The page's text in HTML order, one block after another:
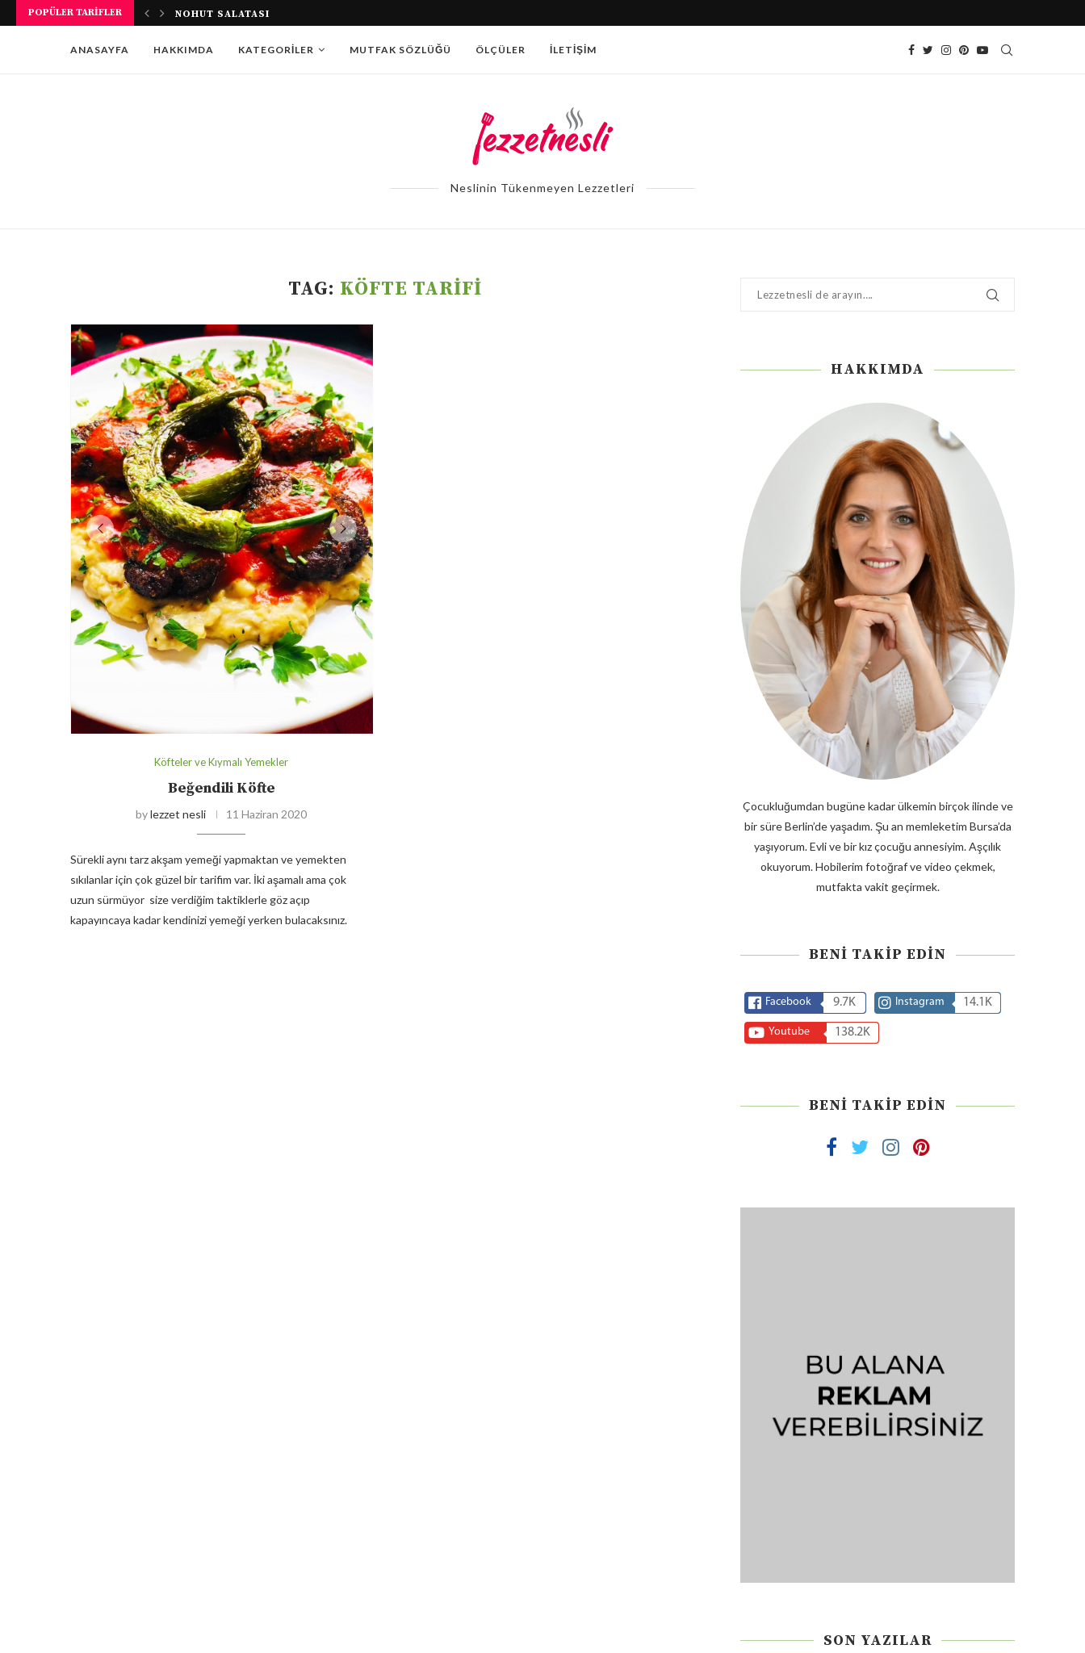
POPÜLER TARIFLER NOHUT SALATASI
ANASAYFA HAKKIMDA KATEGORILER MUTFAK SÖZLÜĞÜ ÖLÇÜLER İLETIŞIM
Neslinin Tükenmeyen Lezzetleri
TAG: KÖFTE TARIFI
Köfteler ve Kıymalı Yemekler
Beğendili Köfte
bylezzet nesli 11 Haziran 2020
Sürekli aynı tarz akşam yemeği yapmaktan ve yemekten
sıkılanlar için çok güzel bir tarifim var. İki aşamalı ama çok
uzun sürmüyor size verdiğim taktiklerle göz açıp
kapayıncaya kadar kendinizi yemeği yerken bulacaksınız.
HAKKIMDA
Çocukluğumdan bugüne kadar ülkemin birçok ilinde ve
bir süre Berlin’de yaşadım. Şu an memleketim Bursa’da
yaşıyorum. Evli ve bir kız çocuğu annesiyim. Aşçılık
okuyorum. Hobilerim fotoğraf ve video çekmek,
mutfakta vakit geçirmek.
BENI TAKIP EDIN
Facebook 9.7K Instagram 14.1K
Youtube 138.2K
BENI TAKIP EDIN
SON YAZILAR